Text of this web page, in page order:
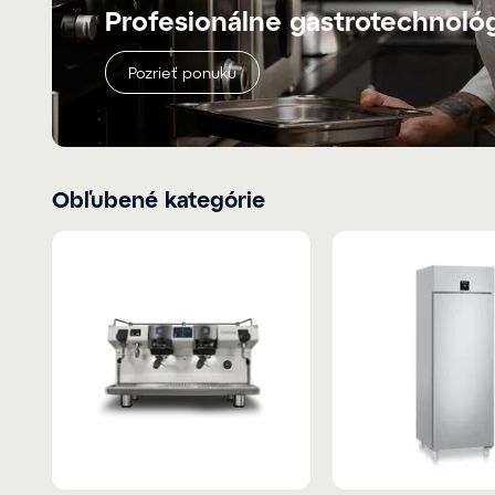
Profesionálne
Pozrieť ponuku
Obľubené kategórie